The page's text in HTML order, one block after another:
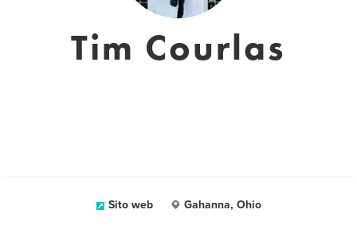
Tim Courlas
Sito web Gahanna, Ohio